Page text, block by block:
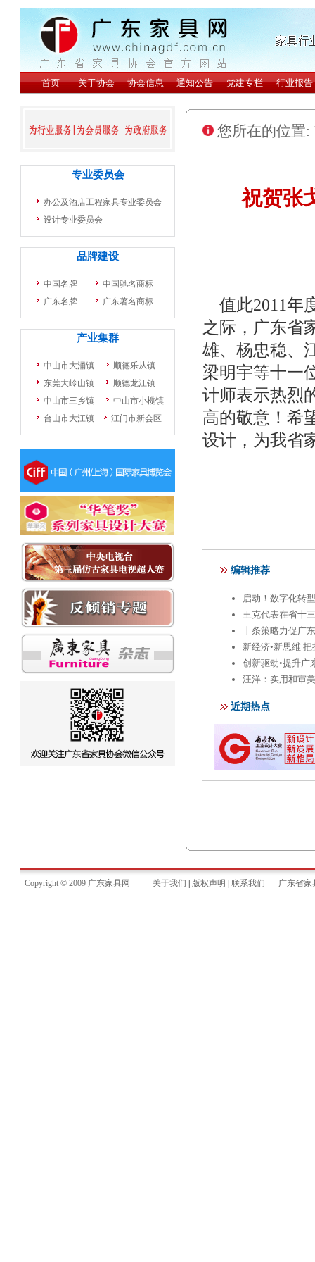
您所在的位置:
祝贺张
值此2011年
之际，广东省
雄、杨忠稳、
梁明宇等十一
计师表示热烈
高的敬意！希
设计，为我省